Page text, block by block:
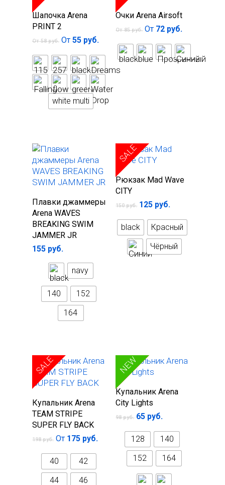
Выберите
параметры
Шапочка Arena
PRINT 2
От58руб. От 55 руб.
white multi
Выберите
Очки Arena Airsoft
От85руб. От 72 руб.
параметры
Плавки джаммеры
Arena WAVES
BREAKING SWIM
JAMMER JR
155 руб.
navy
140
152
164
Выберите
параметры
SALE
Рюкзак Mad Wave
CITY
150руб. 125 руб.
black
Красный
Чёрный
параметры
SALE
Купальник Arena
TEAM STRIPE
SUPER FLY BACK
198руб. От 175 руб.
40
42
44
46
параметры
SALE
NEW
Купальник Arena
City Lights
98руб. 65 руб.
128
140
152
164